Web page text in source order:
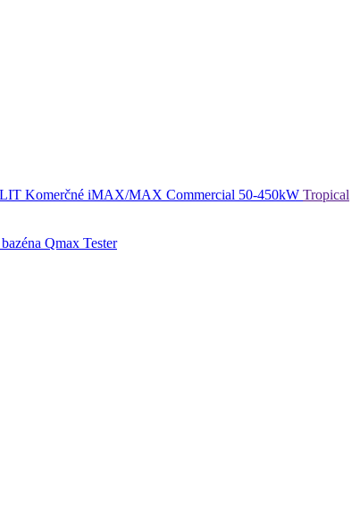
Komerčné iMAX/MAX Commercial 50-450kW Tropical
Qmax Tester